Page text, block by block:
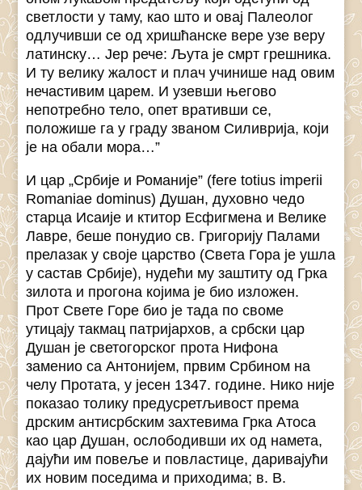
светлости у таму, као што и овај Палеолог
одлучивши се од хришћанске вере узе веру
латинску… Јер рече: Љута је смрт грешника.
И ту велику жалост и плач учинише над овим
нечастивим царем. И узевши његово
непотребно тело, опет вративши се,
положише га у граду званом Силиврија, који
је на обали мора…”
И цар „Србије и Романије” (fere totius imperii
Romaniae dominus) Душан, духовно чедо
старца Исаије и ктитор Есфигмена и Велике
Лавре, беше понудио св. Григорију Палами
прелазак у своје царство (Света Гора је ушла
у састав Србије), нудећи му заштиту од Грка
зилота и прогона којима је био изложен.
Прот Свете Горе био је тада по своме
утицају такмац патријархов, а србски цар
Душан је светогорског прота Нифона
заменио са Антонијем, првим Србином на
челу Протата, у јесен 1347. године. Нико није
показао толику предусретљивост према
дрским антисрбским захтевима Грка Атоса
као цар Душан, ослободивши их од намета,
дајући им повеље и повластице, даривајући
их новим поседима и приходима; в. В.